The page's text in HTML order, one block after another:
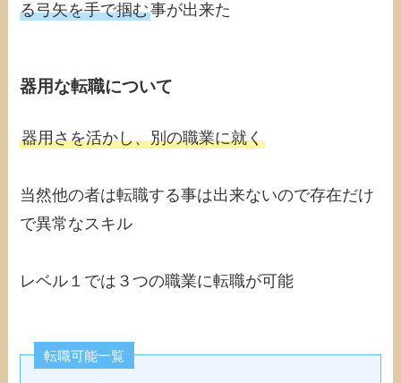
る弓矢を手で掴む事が出来た
器用な転職について
器用さを活かし、別の職業に就く
当然他の者は転職する事は出来ないので存在だけ
で異常なスキル
レベル１では３つの職業に転職が可能
転職可能一覧